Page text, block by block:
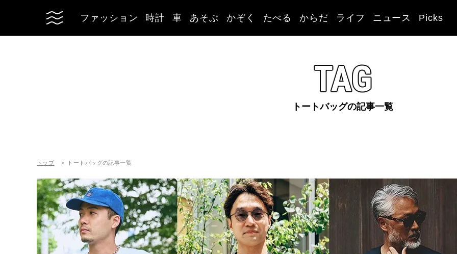
ファッション 時計 車 あそぶ かぞく たべる からだ ライフ ニュース Picks
TAG
トートバッグの記事一覧
トップ トートバッグの記事一覧